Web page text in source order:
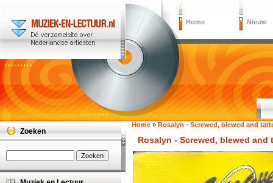
Home Nieuw
Home » Rosalyn - Screwed, blewed and
Rosalyn - Screwed, blewed
Zoeken